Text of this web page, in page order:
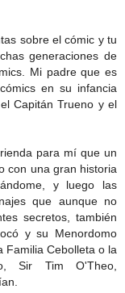
sobre el cómic y tu
generaciones de
Mi padre que es
en su infancia
Capitán Trueno y el
para mí que un
con una gran historia
y luego las
que aunque no
secretos, también
y su Menordomo
Familia Cebolleta o la
Sir Tim O'Theo,